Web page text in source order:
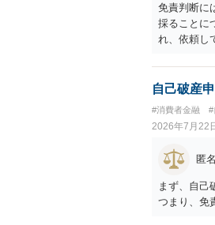
免責判断に
採ることに
れ、依頼し
自己破産
#消費者金融 #
2026年7月22
匿
まず、自己
つまり、免